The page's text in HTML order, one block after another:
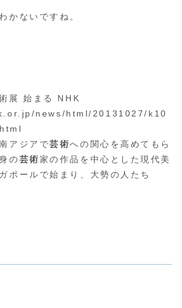
かないですね。
展 始まる NHK
news/html/20131027/k10
アジアで芸術への関心を高めてもら
の芸術家の作品を中心とした現代美
ポールで始まり、大勢の人たち